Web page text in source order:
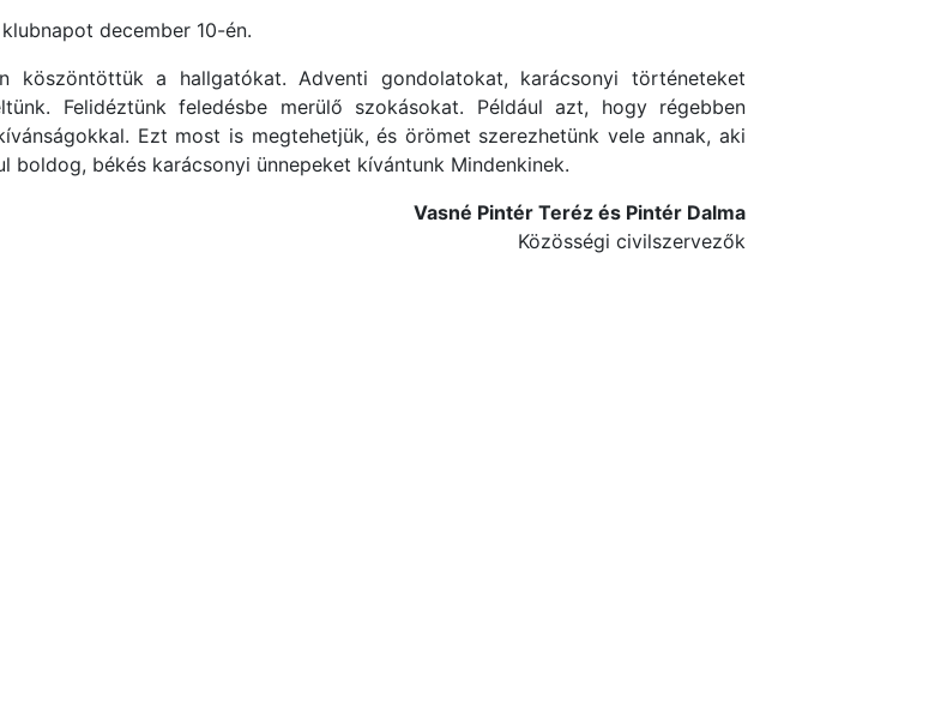
december 10-én.
köszöntöttük a hallgatókat. Adventi gondolatokat, karácsonyi történeteket
Felidéztünk feledésbe merülő szokásokat. Például azt, hogy régebben
Ezt most is megtehetjük, és örömet szerezhetünk vele annak, aki
boldog, békés karácsonyi ünnepeket kívántunk Mindenkinek.
Vasné Pintér Teréz és Pintér Dalma
Közösségi civilszervezők